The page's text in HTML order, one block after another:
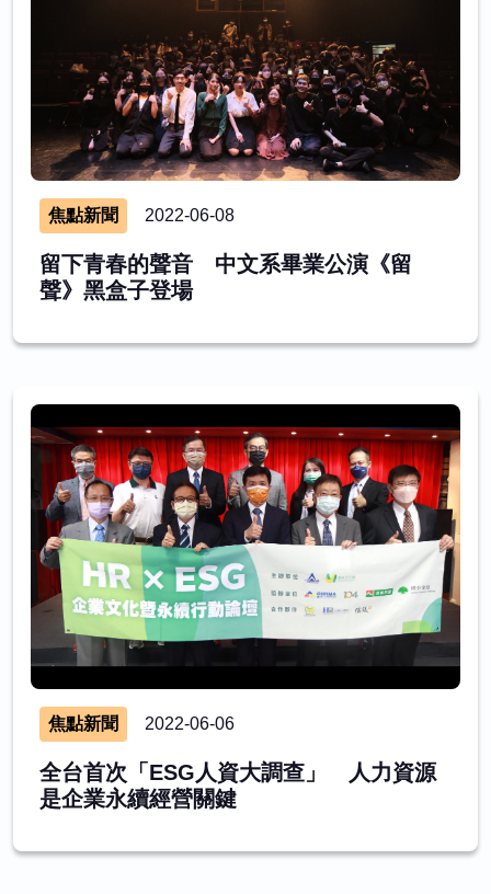
焦點新聞 2022-06-08
留下青春的聲音 中文系畢業公演《留
聲》黑盒子登場
焦點新聞 2022-06-06
全台首次「ESG人資大調查」 人力資源
是企業永續經營關鍵